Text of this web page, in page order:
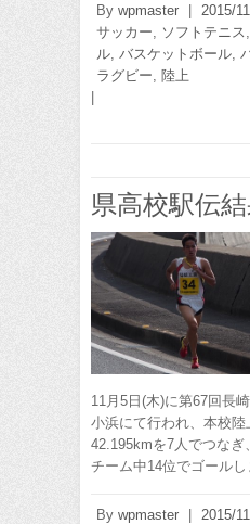
By wpmaster 2015/
サッカー
ソフトテニス
ル バスケットボール
ラグビー
陸上
県高校駅伝
11月5日(木)に第67回長
小浜にて行われ、本校陸
42.195kmを7人でつなぎ
チーム中14位でゴールし
By wpmaster 2015/